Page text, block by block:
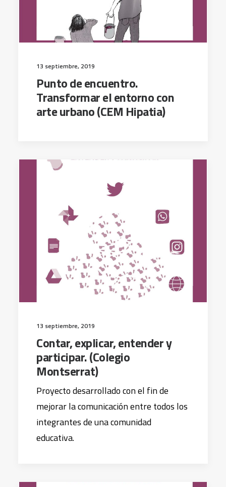
13 septiembre, 2019
Punto de encuentro.
Transformar el entorno con
arte urbano (CEM Hipatia)
13 septiembre, 2019
Contar, explicar, entender y
participar. (Colegio
Montserrat)
Proyecto desarrollado con el fin de
mejorar la comunicación entre todos los
integrantes de una comunidad
educativa.